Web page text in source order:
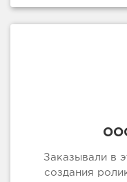
Заказывали в
создания